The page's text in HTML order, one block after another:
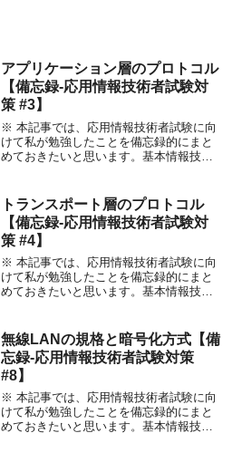
アプリケーション層のプロトコル
【備忘録-応用情報技術者試験対
策 #3】
※ 本記事では、応用情報技術者試験に向
けて私が勉強したことを備忘録的にまと
めておきたいと思います。基本情報技術
ので、気にしないでもらえればと思いま
す。はじめに今回から ...
トランスポート層のプロトコル
【備忘録-応用情報技術者試験対
策 #4】
※ 本記事では、応用情報技術者試験に向
けて私が勉強したことを備忘録的にまと
めておきたいと思います。基本情報技術
ので、気にしないでもらえればと思いま
す。はじめに次回に引き...
無線LANの規格と暗号化方式【備
忘録-応用情報技術者試験対策
#8】
※ 本記事では、応用情報技術者試験に向
けて私が勉強したことを備忘録的にまと
めておきたいと思います。基本情報技術